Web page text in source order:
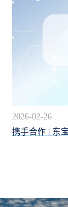
2026-02-26
携手合作 | 东